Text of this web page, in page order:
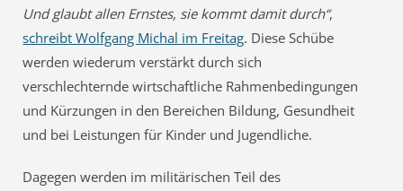
Und glaubt allen Ernstes, sie kommt damit durch“,
schreibt Wolfgang Michal im Freitag. Diese Schübe
werden wiederum verstärkt durch sich
verschlechternde wirtschaftliche Rahmenbedingungen
und Kürzungen in den Bereichen Bildung, Gesundheit
und bei Leistungen für Kinder und Jugendliche.
Dagegen werden im militärischen Teil des